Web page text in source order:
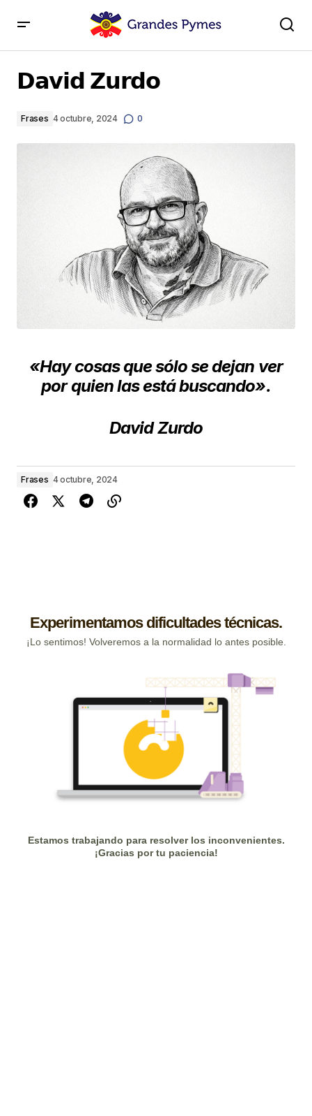
𝗗𝗮𝘃𝗶𝗱 𝗭𝘂𝗿𝗱𝗼
Frases 4 octubre, 2024 0
«Hay cosas que sólo se dejan ver
por quien las está buscando».
David Zurdo
Frases 4 octubre, 2024